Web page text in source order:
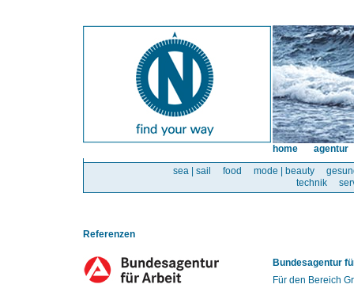
sea | sail food mode | beauty
technik
home agentur
Referenzen
Bundesagentur
Für den Bereich